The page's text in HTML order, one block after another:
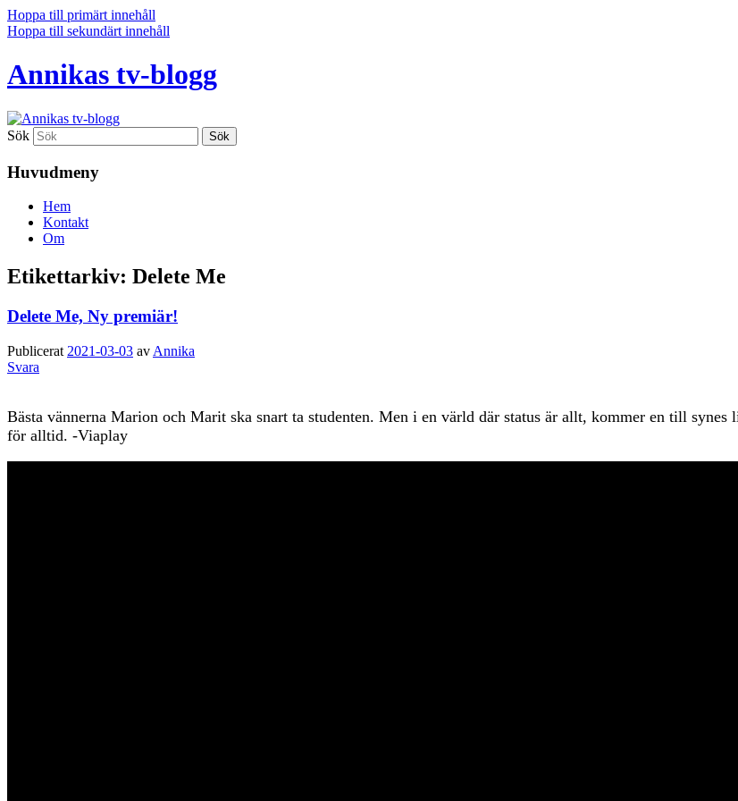
Hoppa till primärt innehåll
Hoppa till sekundärt innehåll
Annikas tv-blogg
Sök
Huvudmeny
Hem
Kontakt
Om
Etikettarkiv: Delete Me
Delete Me, Ny premiär!
Publicerat 2021-03-03 av Annika
Svara
Bästa vännerna Marion och Marit ska snart ta studenten. Men i en värld där status är allt, kommer en till
för alltid. -Viaplay